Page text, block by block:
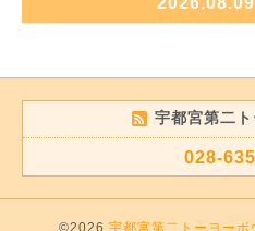
宇都宮第二
028-
©2026 宇都宮第二トーヨーボ